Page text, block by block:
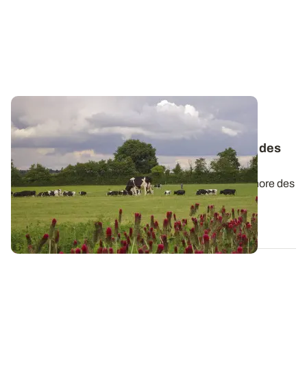
Observatoire PhosphoBio : ces facteurs
n’influencent pas la fertilité en phosphore des
sols
Les éléments qui contribuent à la fertilité en phosphore des
sols en agriculture...
25 MARS 2024